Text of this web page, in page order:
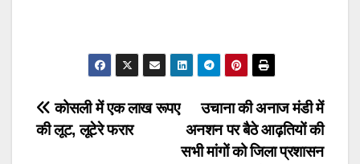
Post
navigation
उचाना की अनाज मंडी में
अनशन पर बैठे आढ़तियों की
सभी मांगों को जिला प्रशासन
कोसली में एक लाख रूपए
की लूट, लूटेरे फरार